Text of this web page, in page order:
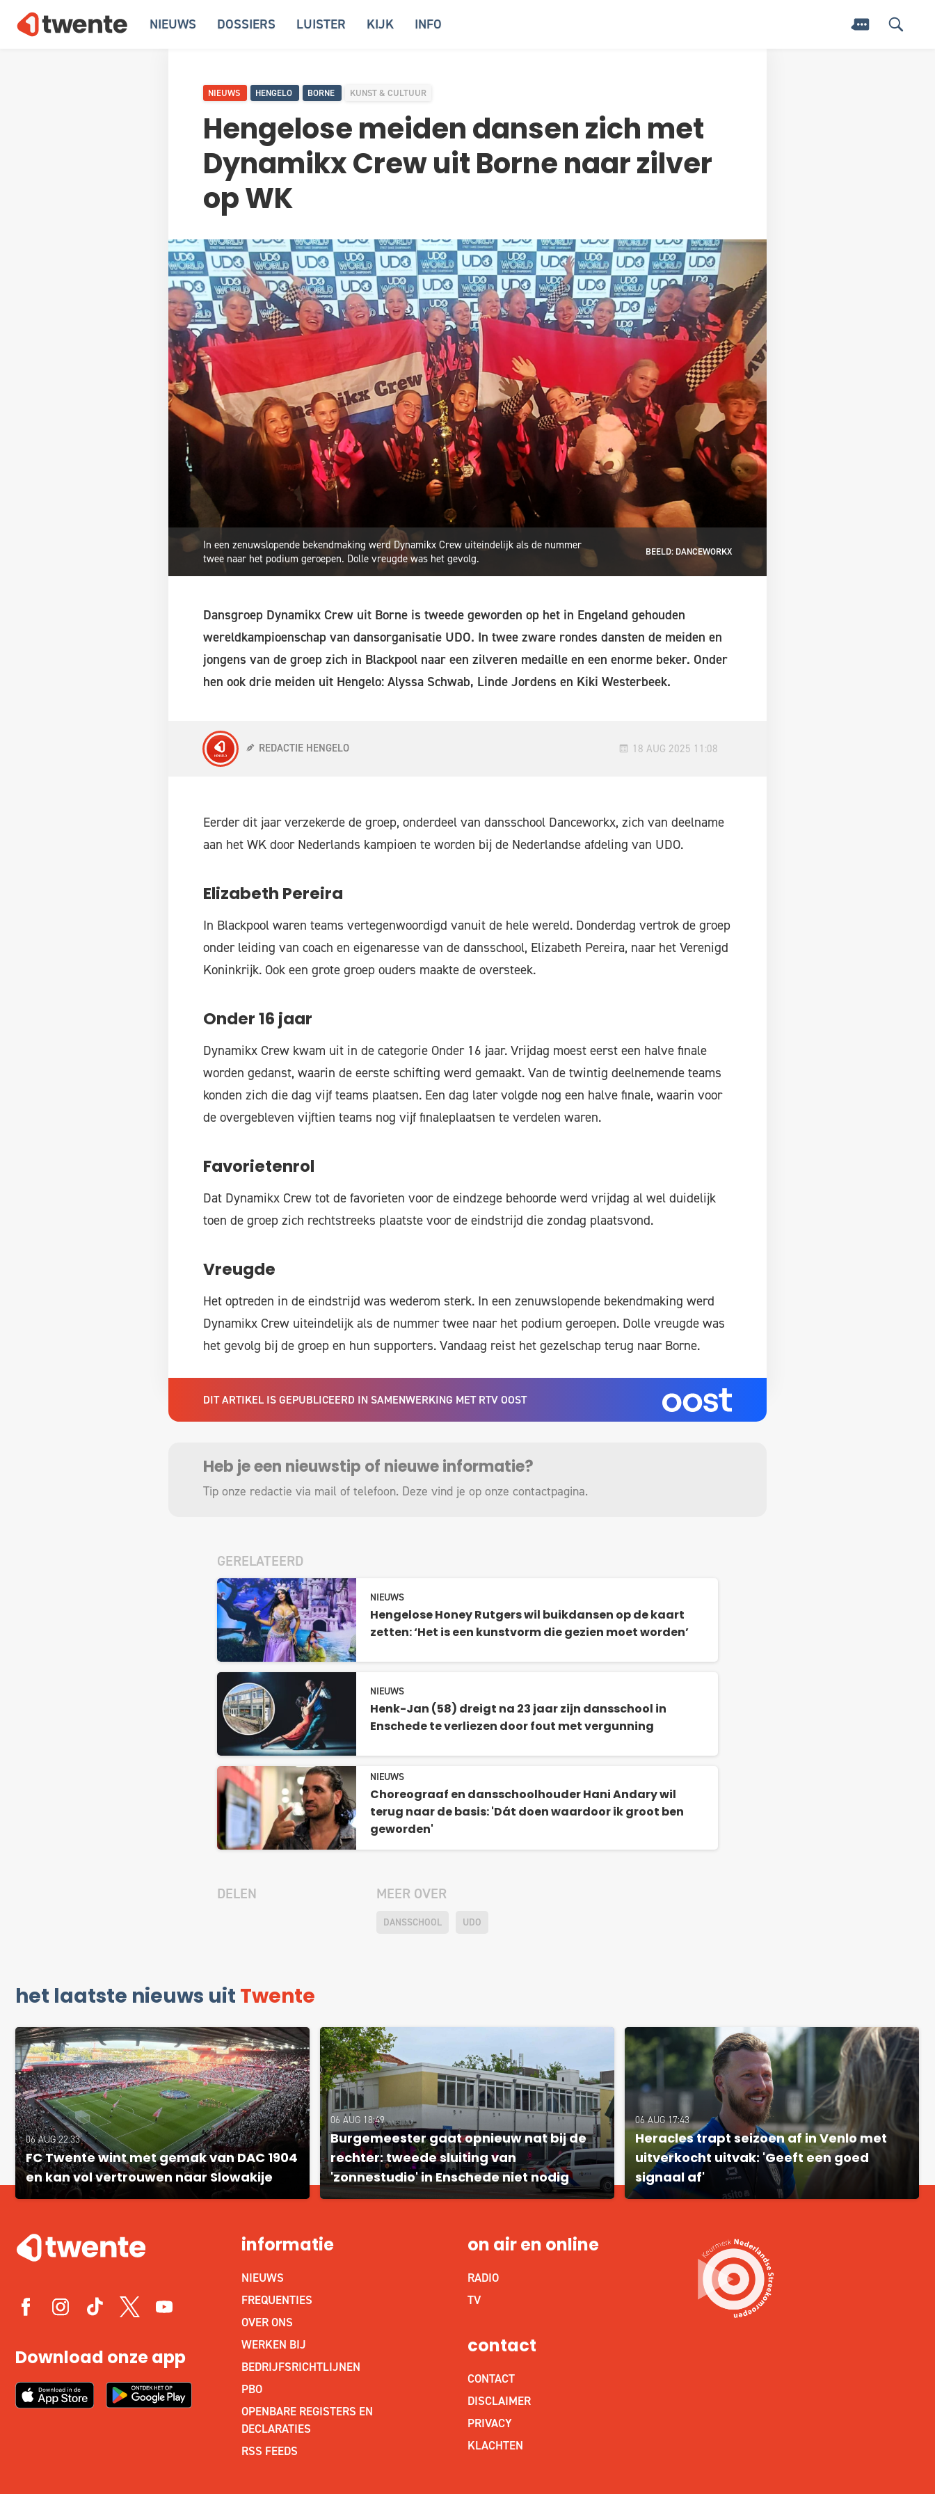
NIEUWS DOSSIERS LUISTER KIJK INFO
NIEUWS HENGELO BORNE KUNST & CULTUUR
Hengelose meiden dansen zich met
Dynamikx Crew uit Borne naar zilver
op WK
In een zenuwslopende bekendmaking werd Dynamikx Crew uiteindelijk als de nummer
twee naar het podium geroepen. Dolle vreugde was het gevolg.
BEELD: DANCEWORKX
Dansgroep Dynamikx Crew uit Borne is tweede geworden op het in Engeland gehouden
wereldkampioenschap van dansorganisatie UDO. In twee zware rondes dansten de meiden en
jongens van de groep zich in Blackpool naar een zilveren medaille en een enorme beker. Onder
hen ook drie meiden uit Hengelo: Alyssa Schwab, Linde Jordens en Kiki Westerbeek.
REDACTIE HENGELO 18 AUG 2025 11:08
Eerder dit jaar verzekerde de groep, onderdeel van dansschool Danceworkx, zich van deelname
aan het WK door Nederlands kampioen te worden bij de Nederlandse afdeling van UDO.
Elizabeth Pereira
In Blackpool waren teams vertegenwoordigd vanuit de hele wereld. Donderdag vertrok de groep
onder leiding van coach en eigenaresse van de dansschool, Elizabeth Pereira, naar het Verenigd
Koninkrijk. Ook een grote groep ouders maakte de oversteek.
Onder 16 jaar
Dynamikx Crew kwam uit in de categorie Onder 16 jaar. Vrijdag moest eerst een halve finale
worden gedanst, waarin de eerste schifting werd gemaakt. Van de twintig deelnemende teams
konden zich die dag vijf teams plaatsen. Een dag later volgde nog een halve finale, waarin voor
de overgebleven vijftien teams nog vijf finaleplaatsen te verdelen waren.
Favorietenrol
Dat Dynamikx Crew tot de favorieten voor de eindzege behoorde werd vrijdag al wel duidelijk
toen de groep zich rechtstreeks plaatste voor de eindstrijd die zondag plaatsvond.
Vreugde
Het optreden in de eindstrijd was wederom sterk. In een zenuwslopende bekendmaking werd
Dynamikx Crew uiteindelijk als de nummer twee naar het podium geroepen. Dolle vreugde was
het gevolg bij de groep en hun supporters. Vandaag reist het gezelschap terug naar Borne.
DIT ARTIKEL IS GEPUBLICEERD IN SAMENWERKING MET RTV OOST
Heb je een nieuwstip of nieuwe informatie?
Tip onze redactie via mail of telefoon. Deze vind je op onze contactpagina.
GERELATEERD
NIEUWS
Hengelose Honey Rutgers wil buikdansen op de kaart
zetten: ‘Het is een kunstvorm die gezien moet worden’
NIEUWS
Henk-Jan (58) dreigt na 23 jaar zijn dansschool in
Enschede te verliezen door fout met vergunning
NIEUWS
Choreograaf en dansschoolhouder Hani Andary wil
terug naar de basis: 'Dát doen waardoor ik groot ben
geworden'
DELEN MEER OVER
DANSSCHOOL UDO
het laatste nieuws uit Twente
06 AUG 22:33
FC Twente wint met gemak van DAC 1904
en kan vol vertrouwen naar Slowakije
06 AUG 18:49
Burgemeester gaat opnieuw nat bij de
rechter: tweede sluiting van
'zonnestudio' in Enschede niet nodig
06 AUG 17:43
Heracles trapt seizoen af in Venlo met
uitverkocht uitvak: 'Geeft een goed
signaal af'
Download onze app
informatie
NIEUWS
FREQUENTIES
OVER ONS
WERKEN BIJ
BEDRIJFSRICHTLIJNEN
PBO
OPENBARE REGISTERS EN
DECLARATIES
RSS FEEDS
on air en online
RADIO
TV
contact
CONTACT
DISCLAIMER
PRIVACY
KLACHTEN